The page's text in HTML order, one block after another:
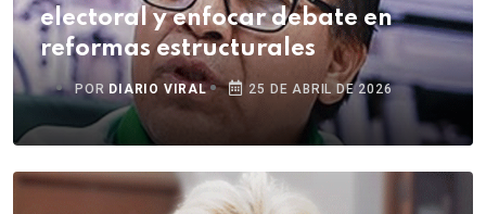
electoral y enfocar debate en
reformas estructurales
POR DIARIO VIRAL 25 DE ABRIL DE 2026